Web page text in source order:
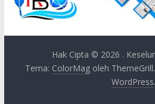
Hak Cipta © 2026 .
Tema: ColorMagoleh
WordPress.